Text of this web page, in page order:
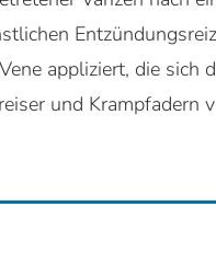
appliziert, die sich
und